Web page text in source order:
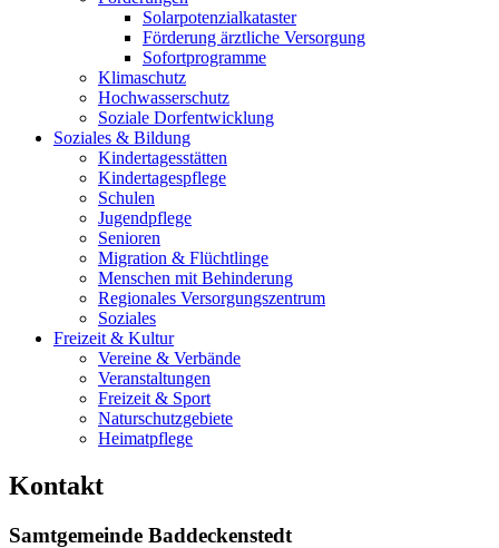
Solarpotenzialkataster
Förderung ärztliche Versorgung
Sofortprogramme
Klimaschutz
Hochwasserschutz
Soziale Dorfentwicklung
Soziales & Bildung
Kindertagesstätten
Kindertagespflege
Schulen
Jugendpflege
Senioren
Migration & Flüchtlinge
Menschen mit Behinderung
Regionales Versorgungszentrum
Soziales
Freizeit & Kultur
Vereine & Verbände
Veranstaltungen
Freizeit & Sport
Naturschutzgebiete
Heimatpflege
Kontakt
Samtgemeinde Baddeckenstedt